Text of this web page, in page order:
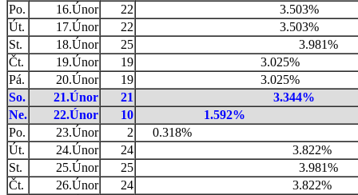
Po.
16.Únor 22
3.503%
Út.
17.Únor 22
3.503%
St.
18.Únor 25
3.981%
Čt.
19.Únor 19
3.025%
Pá.
20.Únor 19
3.025%
So.
21.Únor 21
3.344%
Ne.
22.Únor 10
1.592%
Po.
23.Únor 2
0.318%
Út.
24.Únor 24
3.822%
St.
25.Únor 25
3.981%
Čt.
26.Únor 24
3.822%